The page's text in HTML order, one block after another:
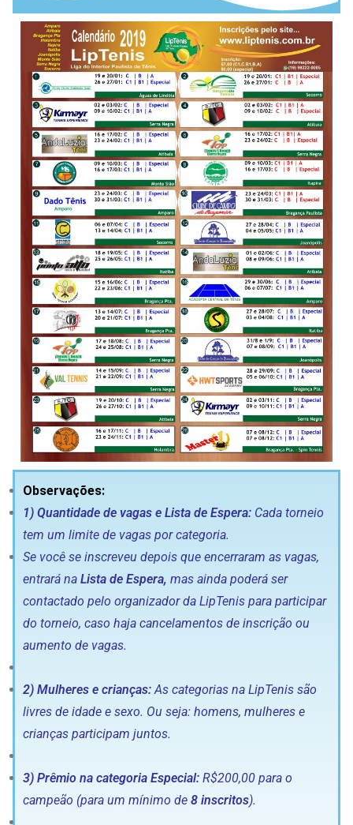
Observações:
1) Quantidade de vagas e Lista de Espera: Cada torneio
tem um limite de vagas por categoria.
Se você se inscreveu depois que encerraram as vagas,
entrará na Lista de Espera, mas ainda poderá ser
contactado pelo organizador da LipTenis para participar
do torneio, caso haja cancelamentos de inscrição ou
aumento de vagas.
2) Mulheres e crianças:As categorias na LipTenis são
livres de idade e sexo. Ou seja: homens, mulheres e
crianças participam juntos.
3) Prêmio na categoria Especial: R$200,00 para o
campeão (para um mínimo de 8 inscritos).